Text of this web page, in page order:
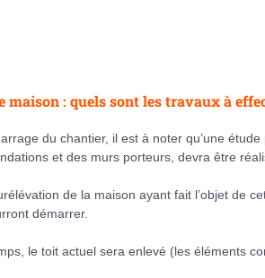
maison : quels sont les travaux à
du chantier, il est à noter qu’une
et des murs porteurs, devra être
de la maison ayant fait l’objet de
démarrer.
le toit actuel sera enlevé (les éléments